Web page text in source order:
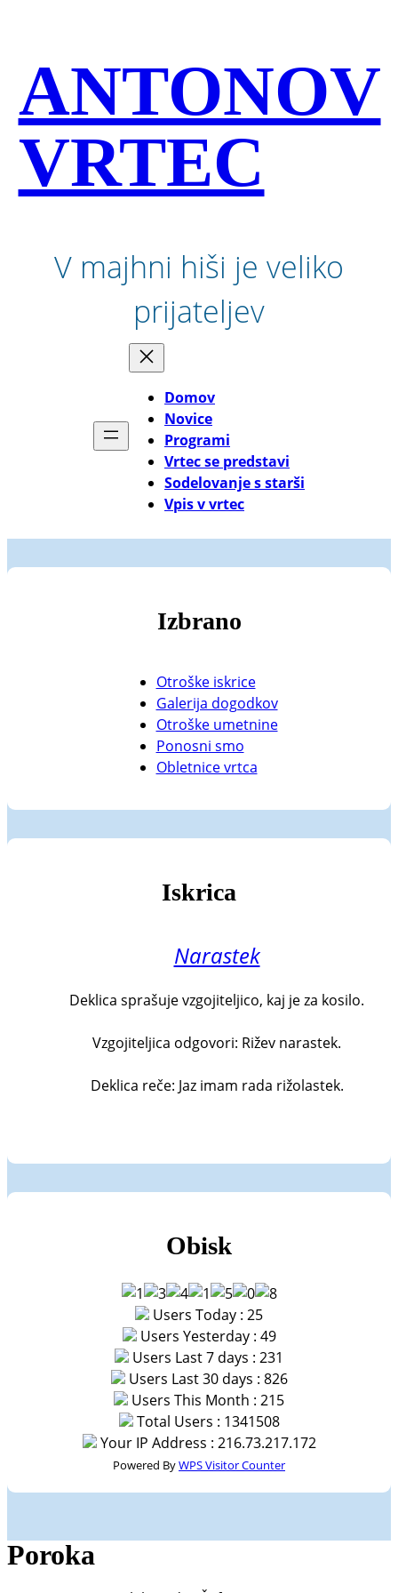
ANTONOV
VRTEC
V majhni hiši je veliko
prijateljev
Domov
Novice
Programi
Vrtec se predstavi
Sodelovanje s starši
Vpis v vrtec
Izbrano
Otroške iskrice
Galerija dogodkov
Otroške umetnine
Ponosni smo
Obletnice vrtca
Iskrica
Narastek
Deklica sprašuje vzgojiteljico, kaj je za kosilo.
Vzgojiteljica odgovori: Rižev narastek.
Deklica reče: Jaz imam rada rižolastek.
Obisk
Users Today : 25
Users Yesterday : 49
Users Last 7 days : 231
Users Last 30 days : 826
Users This Month : 215
Total Users : 1341508
Your IP Address : 216.73.217.172
Powered ByWPS Visitor Counter
Poroka